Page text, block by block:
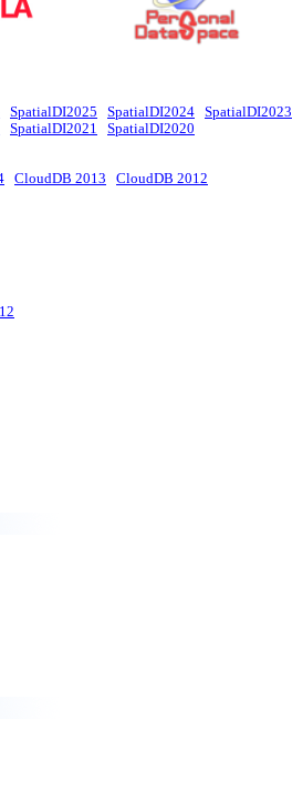
SpatialDI2025 SpatialDI2024
SpatialDI2023
SpatialDI2021 SpatialDI2020
CloudDB 2013 CloudDB 2012